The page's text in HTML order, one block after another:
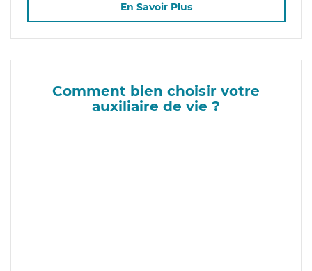
En Savoir Plus
Comment bien choisir votre
auxiliaire de vie ?